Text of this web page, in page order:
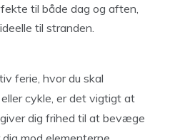
til både dag og aften,
til stranden.
ferie, hvor du skal
cykle, er det vigtigt at
dig frihed til at bevæge